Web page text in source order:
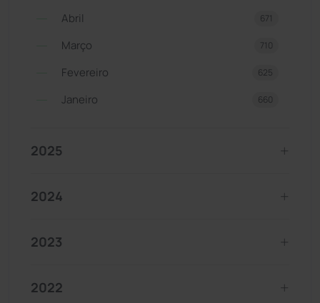
Abril 671
Março 710
Fevereiro 625
Janeiro 660
2025
2024
2023
2022